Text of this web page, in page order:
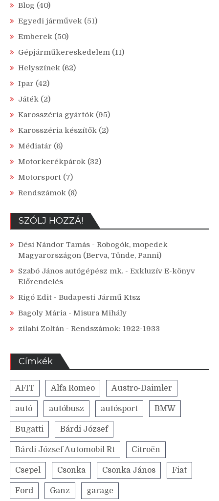
Blog (40)
Egyedi járművek (51)
Emberek (50)
Gépjárműkereskedelem (11)
Helyszínek (62)
Ipar (42)
Játék (2)
Karosszéria gyártók (95)
Karosszéria készítők (2)
Médiatár (6)
Motorkerékpárok (32)
Motorsport (7)
Rendszámok (8)
SZÓLJ HOZZÁ!
Dési Nándor Tamás - Robogók, mopedek
Magyarországon (Berva, Tünde, Panni)
Szabó János autógépész mk. - Exkluzív E-könyv
Előrendelés
Rigó Edit - Budapesti Jármű Ktsz
Bagoly Mária - Misura Mihály
zilahi Zoltán - Rendszámok: 1922-1933
Címkék
AFIT Alfa Romeo Austro-Daimler
autó autóbusz autósport BMW
Bugatti Bárdi József
Bárdi József Automobil Rt Citroën
Csepel Csonka Csonka János Fiat
Ford Ganz garage